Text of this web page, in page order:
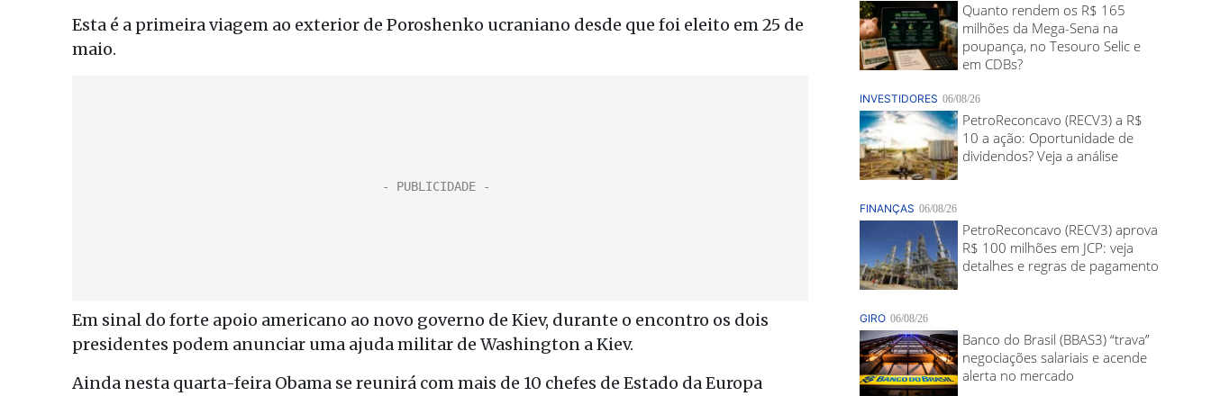
Esta é a primeira viagem ao exterior de Poroshenko ucraniano desde que foi eleito em 25 de
maio.
Em sinal do forte apoio americano ao novo governo de Kiev, durante o encontro os dois
presidentes podem anunciar uma ajuda militar de Washington a Kiev.
Ainda nesta quarta-feira Obama se reunirá com mais de 10 chefes de Estado da Europa